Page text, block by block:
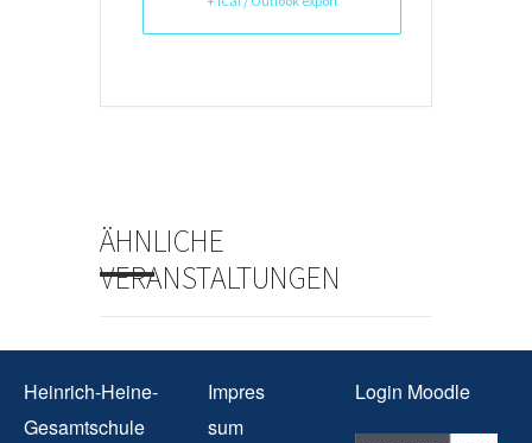
ÄHNLICHE
VERANSTALTUNGEN
Heinrich-Heine-
Gesamtschule
Impres
sum
Login Moodle